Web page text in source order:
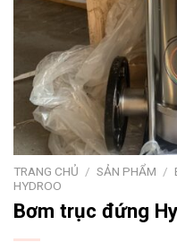
TRANG CHỦ / SẢN PHẨM /
HYDROO
Bơm trục đứng